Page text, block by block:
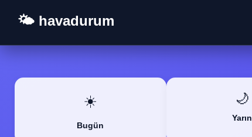
🌤️ havadurum
☀️
Bugün
🌙
Yarın